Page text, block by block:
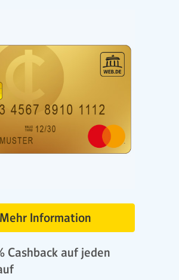
Cashback auf jeden
Mehr Information